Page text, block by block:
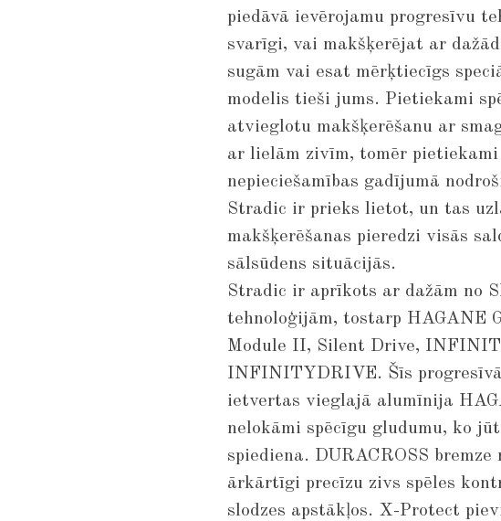
piedāvā ievērojamu progresīvu
svarīgi, vai makšķerējat ar
sugām vai esat mērķtiecīgs
modelis tieši jums. Pietiekami
atvieglotu makšķerēšanu ar
ar lielām zivīm, tomēr
nepieciešamības gadījumā
Stradic ir prieks lietot, un tas
makšķerēšanas pieredzi visās
sālsūdens situācijās.
Stradic ir aprīkots ar dažām no
tehnoloģijām, tostarp HAGANE
Module II, Silent Drive,
INFINITYDRIVE. Šīs
ietvertas vieglajā alumīnija
nelokāmi spēcīgu gludumu, ko
spiediena. DURACROSS bremze
ārkārtīgi precīzu zivs spēles
slodzes apstākļos. X-Protect